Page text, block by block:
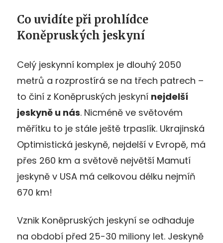
Co uvidíte při prohlídce
Koněpruských jeskyní
Celý jeskynní komplex je dlouhý 2050
metrů a rozprostírá se na třech patrech –
to činí z Koněpruských jeskyní nejdelší
jeskyně u nás. Nicméně ve světovém
měřítku to je stále ještě trpaslík. Ukrajinská
Optimistická jeskyně, nejdelší v Evropě, má
přes 260 km a světově největší Mamutí
jeskyně v USA má celkovou délku nejmíň
670 km!
Vznik Koněpruských jeskyní se odhaduje
na období před 25-30 miliony let. Jeskyně